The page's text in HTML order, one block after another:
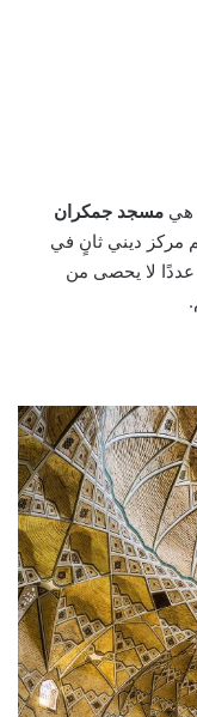
هي مسجد جمكران
مركز ديني ثانٍ في
لا يحصى من